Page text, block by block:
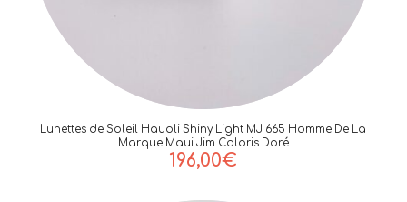
Lunettes de Soleil Hauoli Shiny Light MJ 665 Homme De La
Marque Maui Jim Coloris Doré
196,00€